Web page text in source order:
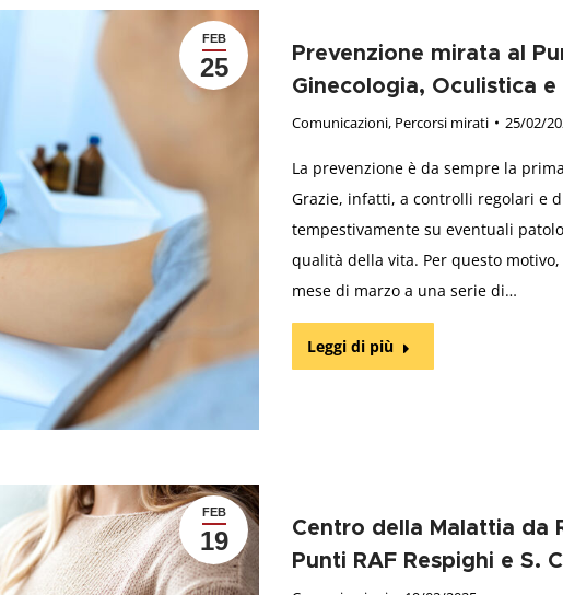
FEB
25
Prevenzione mirata al
Ginecologia, Oculistica
Comunicazioni, Percorsi mirati 25/02/
La prevenzione è da sempre la
Grazie, infatti, a controlli regolari e
tempestivamente su eventuali
qualità della vita. Per questo
mese di marzo a una serie di…
Leggi di più
FEB
19
Centro della Malattia da
Punti RAF Respighi e S.